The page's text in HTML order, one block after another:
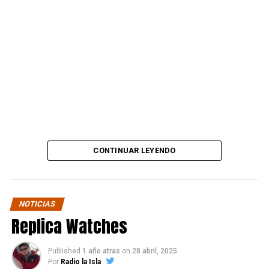
lo dejé este local que se
hizo en sociedad con el
que era un gran amigo.”
La publicación también deja ver su decisión de avanzar
en todos los frentes posibles:
CONTINUAR LEYENDO
NOTICIAS
Replica Watches
Published 1 año atras on 28 abril, 2025
Por Radio la Isla